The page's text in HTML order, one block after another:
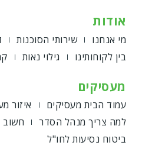
אודות
מי אנחנו שירותי הסוכנות
בין לקוחותינו
גילוי נאות
מעסיקים
עמוד הבית מעסיקים
איזור
למה צריך מנהל הסדר
ביטוח נסיעות לחו"ל